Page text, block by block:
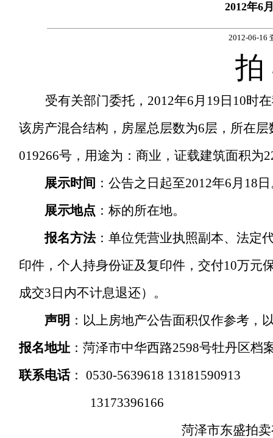
2012年6
2012-06-16
拍
受有关部门委托， 2012年6月 19 日 10时
该房产混合结构，房屋总层数为6层，所在层
019266号，用途为：商业，证载建筑面积为
展示时间 ：公告之日起至2012年6月 18
展示地点 ：标的所在地。
报名方法：单位凭营业执照副本、法定
印件，个人持身份证及复印件，交付10万元
成交3 日内不计息退还）。
声明 ：以上房地产公告面积仅作参考，
报名地址 ：菏泽市中华西路2598号牡丹区档
联系电话： 0530-5639618 13181590913
13173396166
菏泽市东盛拍